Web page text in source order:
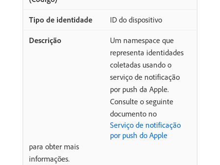
ID do dispositivo
Um namespace que
representa identidades
coletadas usando o
serviço de notificação
por push da Apple.
Consulte o seguinte
documento no
Serviço de notificação
por push do Apple
para obter mais
informações.